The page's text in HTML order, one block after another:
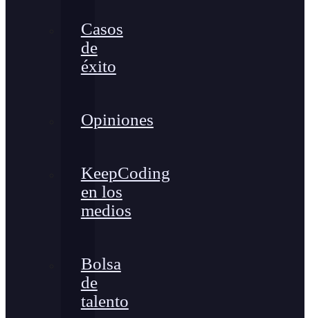
Casos
de
éxito
Opiniones
KeepCoding
en los
medios
Bolsa
de
talento